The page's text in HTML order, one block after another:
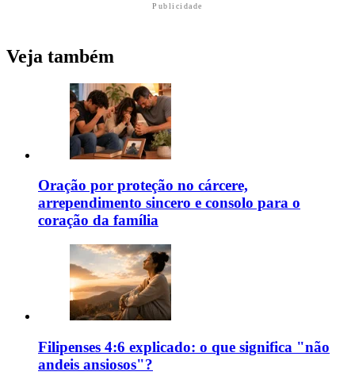
Publicidade
Veja também
Oração por proteção no cárcere,
arrependimento sincero e consolo para o
coração da família
Filipenses 4:6 explicado: o que significa "não
andeis ansiosos"?